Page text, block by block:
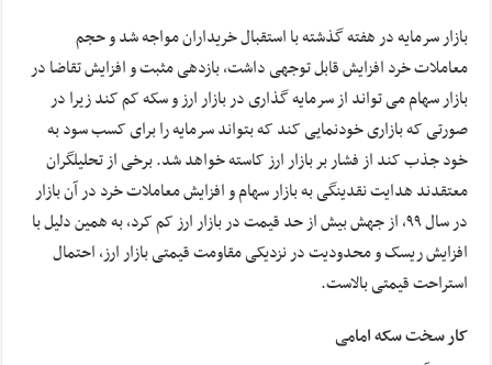
بازار سرمایه در هفته گذشته با استقبال خریداران مواجه شد و حجم
معاملات خرد افزایش قابل توجهی داشت، بازدهی مثبت و افزایش تقاضا در
بازار سهام می تواند از سرمایه گذاری در بازار ارز و سکه کم کند زیرا در
صورتی که بازاری خودنمایی کند که بتواند سرمایه را برای کسب سود به
خود جذب کند از فشار بر بازار ارز کاسته خواهد شد. برخی از تحلیلگران
معتقدند هدایت نقدینگی به بازار سهام و افزایش معاملات خرد در آن بازار
در سال ۹۹، از جهش بیش از حد قیمت در بازار ارز کم کرد، به همین دلیل با
افزایش ریسک و محدودیت در نزدیکی مقاومت قیمتی بازار ارز، احتمال
استراحت قیمتی بالاست.
کار سخت سکه امامی